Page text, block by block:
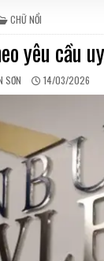
POSTED IN
CHỮ NỔI
yêu cầu
SƠN PUBLISHED DATE:
14/03/2026